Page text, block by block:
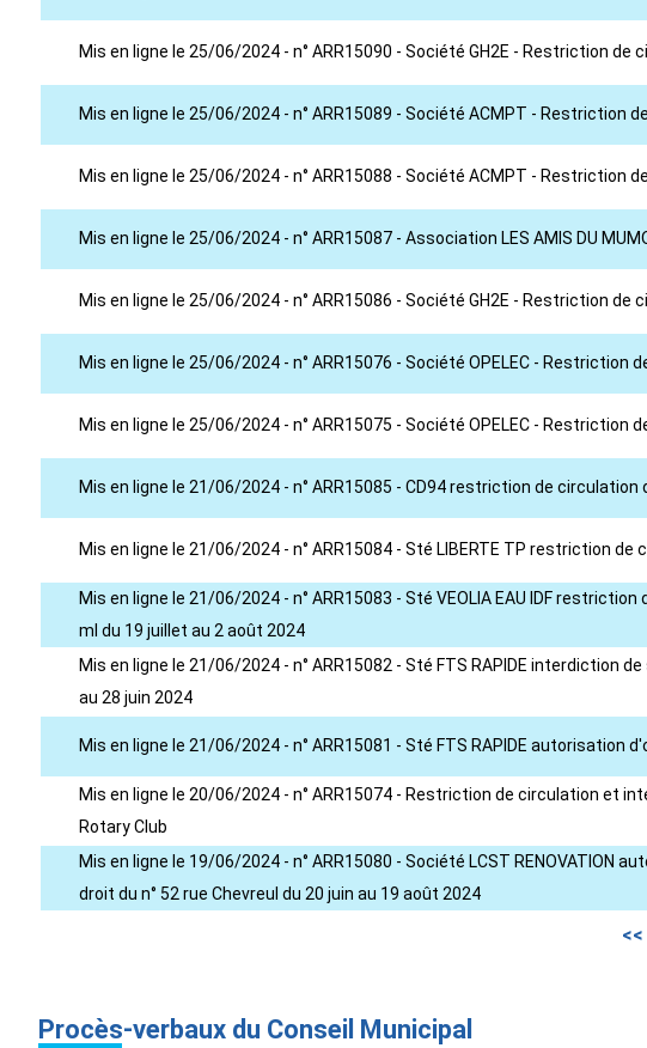
Mis en ligne le 25/06/2024 - n° ARR15090 - Société GH2E - Restriction
Mis en ligne le 25/06/2024 - n° ARR15089 - Société ACMPT -
Mis en ligne le 25/06/2024 - n° ARR15088 - Société ACMPT -
Mis en ligne le 25/06/2024 - n° ARR15087 - Association LES AMIS DU
Mis en ligne le 25/06/2024 - n° ARR15086 - Société GH2E - Restriction
Mis en ligne le 25/06/2024 - n° ARR15076 - Société OPELEC -
Mis en ligne le 25/06/2024 - n° ARR15075 - Société OPELEC -
Mis en ligne le 21/06/2024 - n° ARR15085 - CD94 restriction de
Mis en ligne le 21/06/2024 - n° ARR15084 - Sté LIBERTE TP restriction
Mis en ligne le 21/06/2024 - n° ARR15083 - Sté VEOLIA EAU IDF
ml du 19 juillet au 2 août 2024
Mis en ligne le 21/06/2024 - n° ARR15082 - Sté FTS RAPIDE interdiction
au 28 juin 2024
Mis en ligne le 21/06/2024 - n° ARR15081 - Sté FTS RAPIDE autorisation
Mis en ligne le 20/06/2024 - n° ARR15074 - Restriction de circulation et
Rotary Club
Mis en ligne le 19/06/2024 - n° ARR15080 - Société LCST
droit du n° 52 rue Chevreul du 20 juin au 19 août 2024
<<
Procès-verbaux du Conseil Municipal